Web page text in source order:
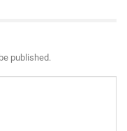
published.